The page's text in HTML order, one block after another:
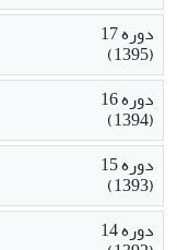
دوره 17
(1395)
دوره 16
(1394)
دوره 15
(1393)
دوره 14